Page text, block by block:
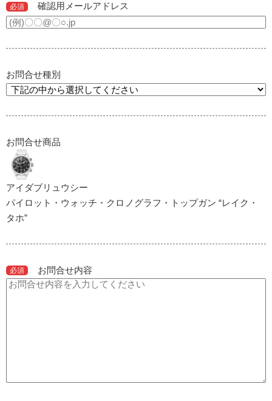
必須 確認用メールアドレス
お問合せ種別
お問合せ商品
アイダブリュウシー
パイロット・ウォッチ・クロノグラフ・トップガン “レイク・
タホ”
必須 お問合せ内容